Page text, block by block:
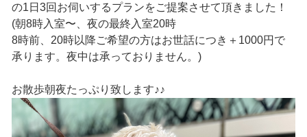
の1日3回お伺いするプランをご提案させて頂きました！
(朝8時入室〜、夜の最終入室20時
8時前、20時以降ご希望の方はお世話につき＋1000円で
承ります。夜中は承っておりません。)
お散歩朝夜たっぷり致します♪♪